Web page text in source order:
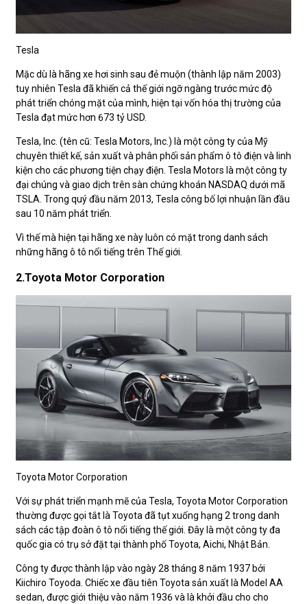
Tesla
Mặc dù là hãng xe hơi sinh sau đẻ muộn (thành lập năm 2003)
tuy nhiên Tesla đã khiến cả thế giới ngỡ ngàng trước mức độ
phát triển chóng mặt của mình, hiện tại vốn hóa thị trường của
Tesla đạt mức hơn 673 tỷ USD.
Tesla, Inc. (tên cũ: Tesla Motors, Inc.) là một công ty của Mỹ
chuyên thiết kế, sản xuất và phân phối sản phẩm ô tô điện và linh
kiện cho các phương tiện chạy điện. Tesla Motors là một công ty
đại chúng và giao dịch trên sàn chứng khoán NASDAQ dưới mã
TSLA. Trong quý đầu năm 2013, Tesla công bố lợi nhuận lần đầu
sau 10 năm phát triển.
Vì thế mà hiện tại hãng xe này luôn có mặt trong danh sách
những hãng ô tô nổi tiếng trên Thế giới.
2.Toyota Motor Corporation
Toyota Motor Corporation
Với sự phát triển mạnh mẽ của Tesla, Toyota Motor Corporation
thường được gọi tắt là Toyota đã tụt xuống hạng 2 trong danh
sách các tập đoàn ô tô nổi tiếng thế giới. Đây là một công ty đa
quốc gia có trụ sở đặt tại thành phố Toyota, Aichi, Nhật Bản.
Công ty được thành lập vào ngày 28 tháng 8 năm 1937 bởi
Kiichiro Toyoda. Chiếc xe đầu tiên Toyota sản xuất là Model AA
sedan, được giới thiệu vào năm 1936 và là khởi đầu cho cho